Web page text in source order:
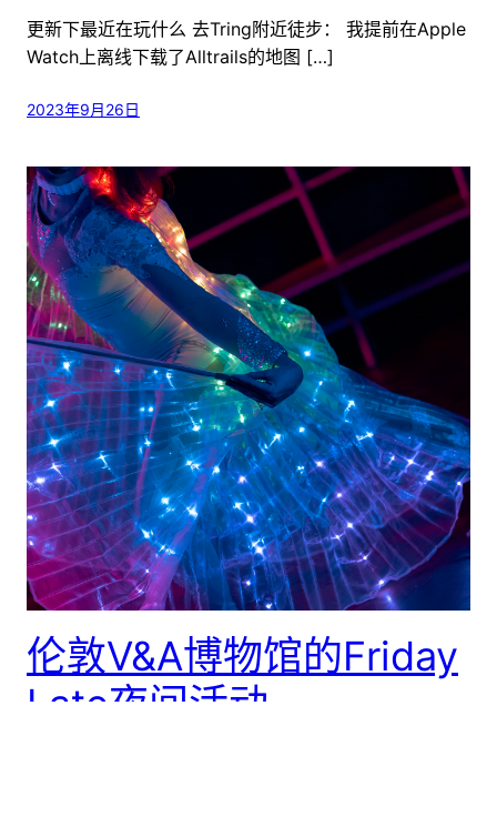
更新下最近在玩什么 去Tring附近徒步： 我提前在Apple
Watch上离线下载了Alltrails的地图 […]
2023年9月26日
伦敦V&A博物馆的Friday
Late夜间活动